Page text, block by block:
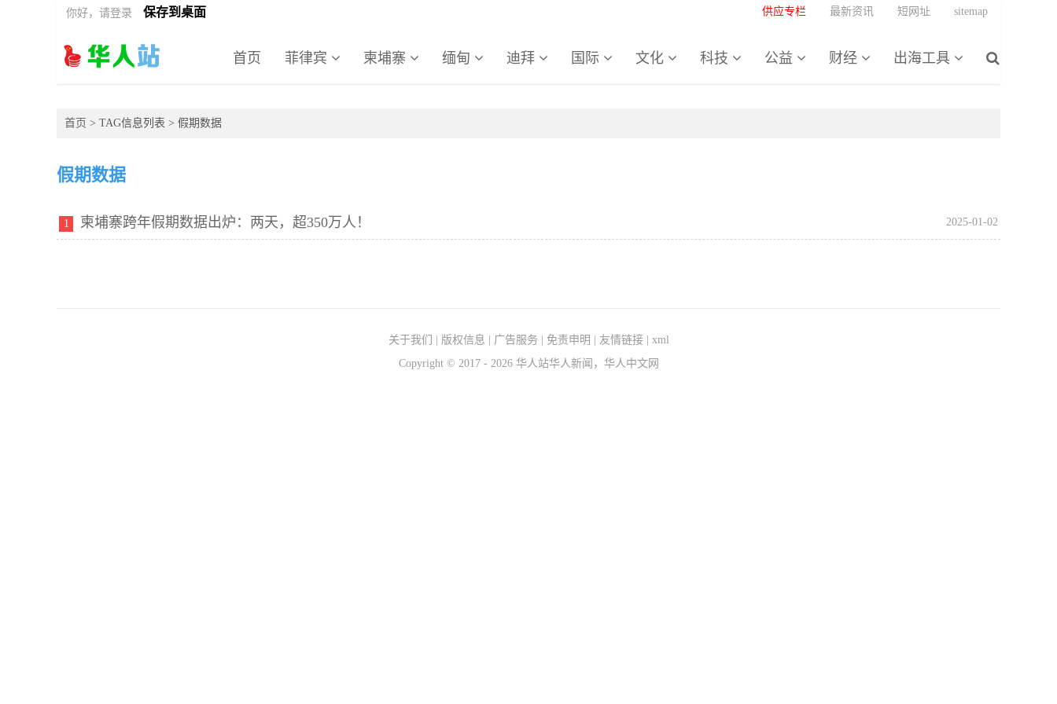
首页 菲律宾 柬埔寨 缅甸 迪拜 国际 文化 科技 公益 财经 出海工具
你好，请登录 保存到桌面 供应专栏 最新资讯 短网址 sitemap
首页 > TAG信息列表 > 假期数据
假期数据
2025-01-02
1 柬埔寨跨年假期数据出炉：两天，超350万人！
关于我们 版权信息 广告服务 免责申明 友情链接| xml
Copyright © 2017 - 2026 华人站华人新闻，华人中文网